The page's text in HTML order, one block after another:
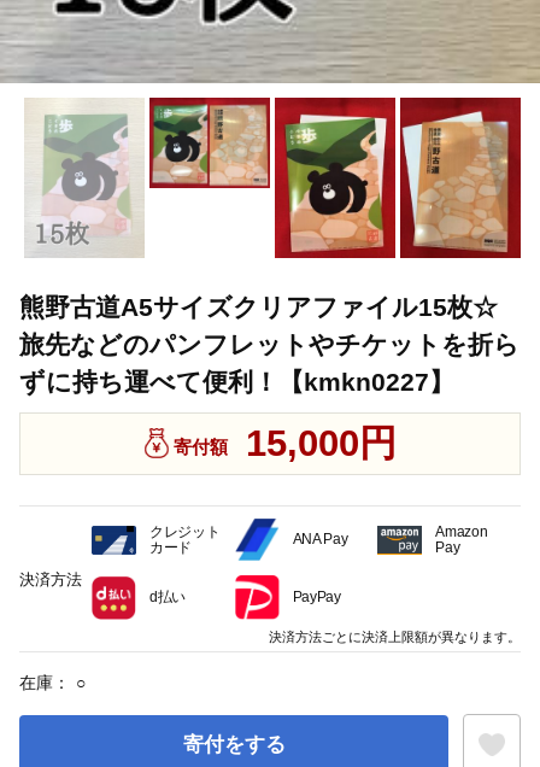
熊野古道A5サイズクリアファイル15枚☆
旅先などのパンフレットやチケットを折ら
ずに持ち運べて便利！【kmkn0227】
寄付額 15,000円
在庫： ○
寄付をする
決済方法
クレジット
カード
ANA Pay
Amazon
Pay
d払い PayPay
決済方法ごとに決済上限額が異なります。